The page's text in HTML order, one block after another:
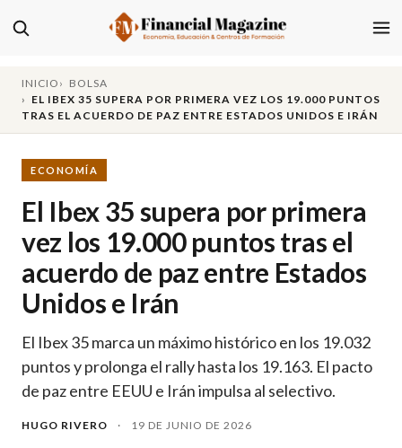
INICIO
BOLSA
EL IBEX 35 SUPERA POR PRIMERA VEZ LOS 19.000 PUNTOS
TRAS EL ACUERDO DE PAZ ENTRE ESTADOS UNIDOS E IRÁN
ECONOMÍA
El Ibex 35 supera por primera
vez los 19.000 puntos tras el
acuerdo de paz entre Estados
Unidos e Irán
El Ibex 35 marca un máximo histórico en los 19.032
puntos y prolonga el rally hasta los 19.163. El pacto
de paz entre EEUU e Irán impulsa al selectivo.
HUGO RIVERO · 19 DE JUNIO DE 2026